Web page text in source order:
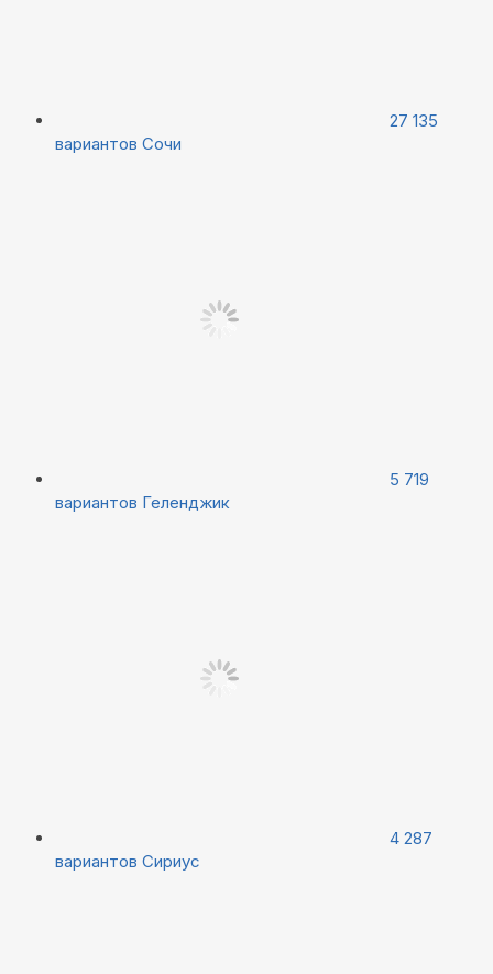
27 135
вариантов Сочи
5 719
вариантов Геленджик
4 287
вариантов Сириус